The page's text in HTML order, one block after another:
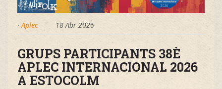
·Aplec 18 Abr 2026
GRUPS PARTICIPANTS 38È
APLEC INTERNACIONAL 2026
A ESTOCOLM